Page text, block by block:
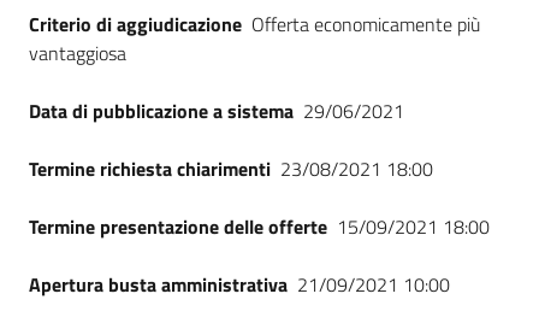
Criterio di aggiudicazione Offerta economicamente più
vantaggiosa
Data di pubblicazione a sistema 29/06/2021
Termine richiesta chiarimenti 23/08/2021 18:00
Termine presentazione delle offerte 15/09/2021 18:00
Apertura busta amministrativa 21/09/2021 10:00